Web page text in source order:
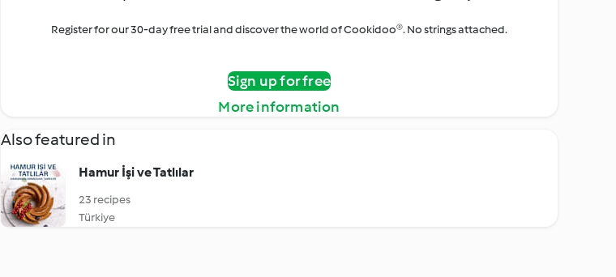
Register for our 30-day free trial and discover the world of Cookidoo®. No strings attached.
Sign up for free
More information
Also featured in
Hamur İşi ve Tatlılar
23 recipes
Türkiye